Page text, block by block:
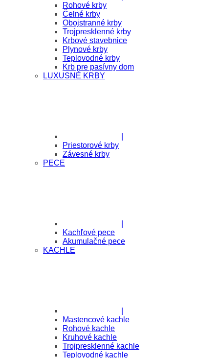
Rohové krby
Čelné krby
Obojstranné krby
Trojpresklenné krby
Krbové stavebnice
Plynové krby
Teplovodné krby
Krb pre pasívny dom
LUXUSNÉ KRBY
Priestorové krby
Závesné krby
PECE
Kachľové pece
Akumulačné pece
KACHLE
Mastencové kachle
Rohové kachle
Kruhové kachle
Trojpresklenné kachle
Teplovodné kachle